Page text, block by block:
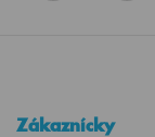
Zákaznícky